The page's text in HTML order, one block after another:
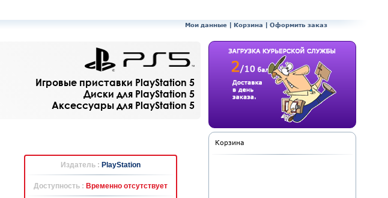
Мои данные | Корзина | Оформить заказ
Игровые приставки PlayStation 5
Диски для PlayStation 5
Аксессуары для PlayStation 5
Издатель : PlayStation
Доступность : Временно отсутствует
Корзина